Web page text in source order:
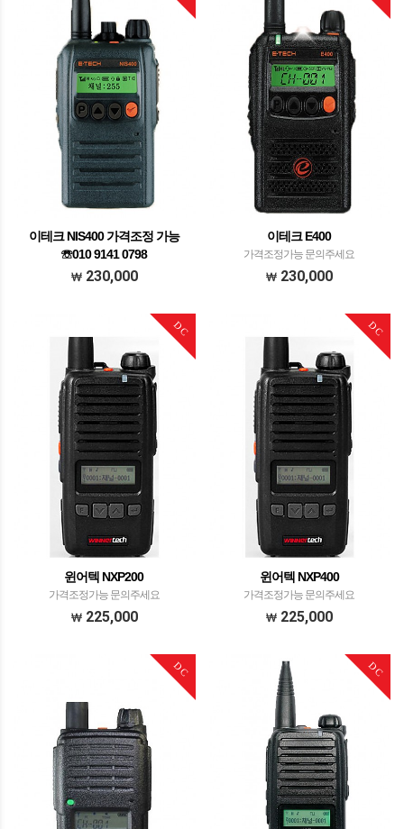
이테크 NIS400 가격조정 가능
☏010 9141 0798
이테크 NIS400
230,000
이테크 E400
가격조정가능 문의주세요
230,000
DC
윈어텍 NXP200
가격조정가능 문의주세요
225,000
DC
윈어텍 NXP400
가격조정가능 문의주세요
225,000
DC DC